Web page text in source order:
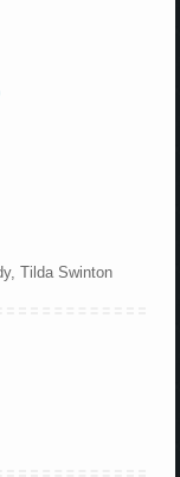
Tilda Swinton